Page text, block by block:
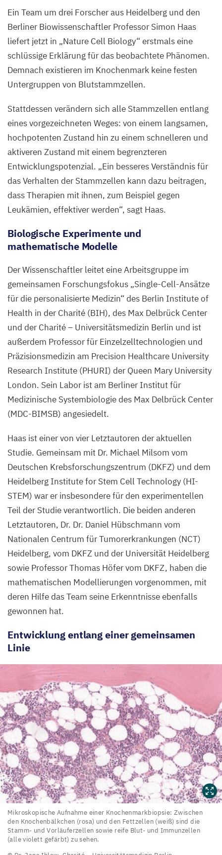
Ein Team um drei Forscher aus Heidelberg und den
Berliner Biowissenschaftler Professor Simon Haas
liefert jetzt in „Nature Cell Biology“ erstmals eine
schlüssige Erklärung für das beobachtete Phänomen.
Demnach existieren im Knochenmark keine festen
Untergruppen von Blutstammzellen.
Stattdessen verändern sich alle Stammzellen entlang
eines vorgezeichneten Weges: von einem langsamen,
hochpotenten Zustand hin zu einem schnelleren und
aktiveren Zustand mit einem begrenzteren
Entwicklungspotenzial. „Ein besseres Verständnis für
das Verhalten der Stammzellen kann dazu beitragen,
dass Therapien mit ihnen, zum Beispiel gegen
Leukämien, effektiver werden“, sagt Haas.
Biologische Experimente und
mathematische Modelle
Der Wissenschaftler leitet eine Arbeitsgruppe im
gemeinsamen Forschungsfokus „Single-Cell-Ansätze
für die personalisierte Medizin“ des Berlin Institute of
Health in der Charité (BIH), des Max Delbrück Center
und der Charité – Universitätsmedizin Berlin und ist
außerdem Professor für Einzelzelltechnologien und
Präzisionsmedizin am Precision Healthcare University
Research Institute (PHURI) der Queen Mary University
London. Sein Labor ist am Berliner Institut für
Medizinische Systembiologie des Max Delbrück Center
(MDC-BIMSB) angesiedelt.
Haas ist einer von vier Letztautoren der aktuellen
Studie. Gemeinsam mit Dr. Michael Milsom vom
Deutschen Krebsforschungszentrum (DKFZ) und dem
Heidelberg Institute for Stem Cell Technology (HI-
STEM) war er insbesondere für den experimentellen
Teil der Studie verantwortlich. Die beiden anderen
Letztautoren, Dr. Dr. Daniel Hübschmann vom
Nationalen Centrum für Tumorerkrankungen (NCT)
Heidelberg, vom DKFZ und der Universität Heidelberg
sowie Professor Thomas Höfer vom DKFZ, haben die
mathematischen Modellierungen vorgenommen, mit
deren Hilfe das Team seine Erkenntnisse ebenfalls
gewonnen hat.
Entwicklung entlang einer gemeinsamen
Linie
Mikroskopische
Aufnahme
einer
Mikroskopische Aufnahme einer Knochenmarkbiopsie: Zwischen
den Knochenbälkchen (rosa) und den Fettzellen (weiß) sind die
Stamm- und Vorläuferzellen sowie reife Blut- und Immunzellen
(alle violett gefärbt) zu sehen.